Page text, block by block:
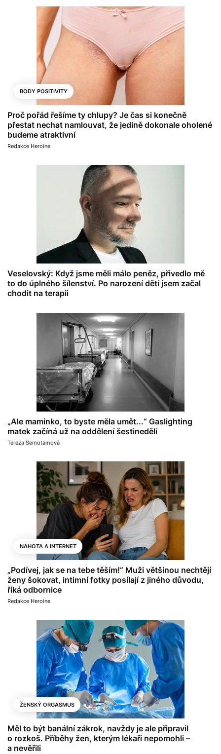
BODY POSITIVITY
Proč pořád řešíme ty chlupy? Je čas si konečně
přestat nechat namlouvat, že jedině dokonale oholené
budeme atraktivní
Redakce Heroine
Veselovský: Když jsme měli málo peněz, přivedlo mě
to do úplného šílenství. Po narození dětí jsem začal
chodit na terapii
„Ale maminko, to byste měla umět...“ Gaslighting
matek začíná už na oddělení šestinedělí
Tereza Semotamová
NAHOTA A INTERNET
„Podívej, jak se na tebe těším!“ Muži většinou nechtějí
ženy šokovat, intimní fotky posílají z jiného důvodu,
říká odbornice
Redakce Heroine
ŽENSKÝ ORGASMUS
Měl to být banální zákrok, navždy je ale připravil
o rozkoš. Příběhy žen, kterým lékaři nepomohli –
a nevěřili